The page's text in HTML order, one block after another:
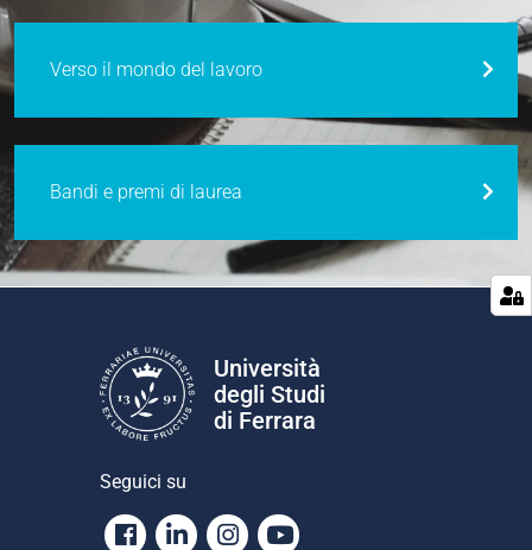
Verso il mondo del lavoro
Bandi e premi di laurea
Università
degli Studi
di Ferrara
Seguici su
Facebook
LinkedinInstagram
Youtube